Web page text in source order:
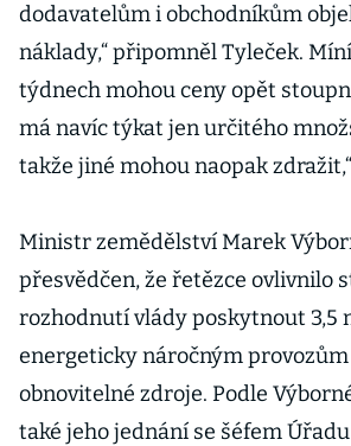
dodavatelům i obchodníkům
náklady,“ připomněl Tyleček.
týdnech mohou ceny opět
má navíc týkat jen určitého
takže jiné mohou naopak
Ministr zemědělství Marek
přesvědčen, že řetězce ovlivnilo
rozhodnutí vlády poskytnout 3,5
energeticky náročným
obnovitelné zdroje. Podle
také jeho jednání se šéfem